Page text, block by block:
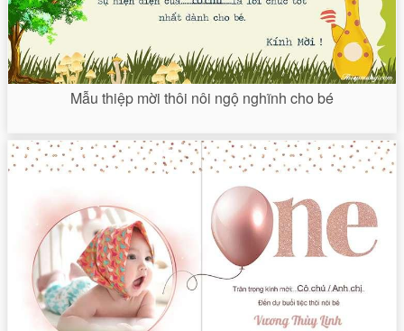
Mẫu thiệp mời thôi nôi ngộ nghĩnh cho bé